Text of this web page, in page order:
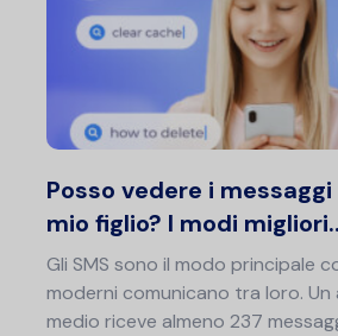
Posso vedere i
mio figlio? I modi
Gli SMS sono il modo principale
moderni comunicano tra loro.
medio riceve almeno 237